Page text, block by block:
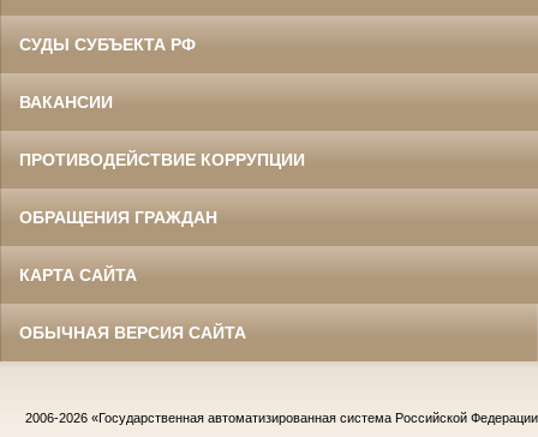
СУДЫ СУБЪЕКТА РФ
ВАКАНСИИ
ПРОТИВОДЕЙСТВИЕ КОРРУПЦИИ
ОБРАЩЕНИЯ ГРАЖДАН
КАРТА САЙТА
ОБЫЧНАЯ ВЕРСИЯ САЙТА
2006-2026 «Государственная автоматизированная система Российской